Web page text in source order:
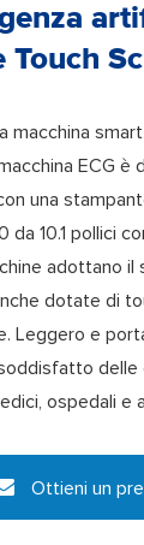
Touch
macchina
ECG è
una
da 10.1 pollici
adottano il
dotate di
Leggero e
delle
ospedali e
Ottieni un